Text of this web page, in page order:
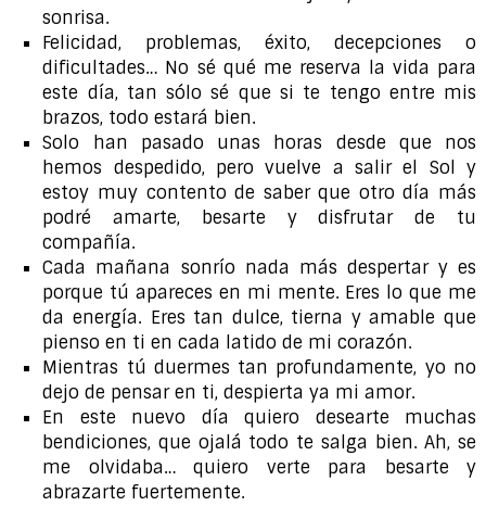
sonrisa.
Felicidad, problemas, éxito, decepciones o
dificultades… No sé qué me reserva la vida para
este día, tan sólo sé que si te tengo entre mis
brazos, todo estará bien.
Solo han pasado unas horas desde que nos
hemos despedido, pero vuelve a salir el Sol y
estoy muy contento de saber que otro día más
podré amarte, besarte y disfrutar de tu
compañía.
Cada mañana sonrío nada más despertar y es
porque tú apareces en mi mente. Eres lo que me
da energía. Eres tan dulce, tierna y amable que
pienso en ti en cada latido de mi corazón.
Mientras tú duermes tan profundamente, yo no
dejo de pensar en ti, despierta ya mi amor.
En este nuevo día quiero desearte muchas
bendiciones, que ojalá todo te salga bien. Ah, se
me olvidaba… quiero verte para besarte y
abrazarte fuertemente.